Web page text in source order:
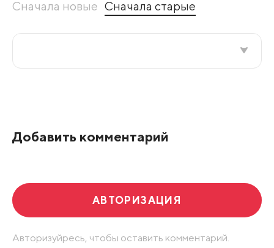
Сначала новые Сначала старые
Добавить комментарий
АВТОРИЗАЦИЯ
Авторизуйресь, чтобы оставить комментарий.